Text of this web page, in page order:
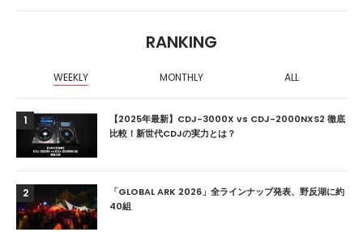
RANKING
WEEKLY MONTHLY ALL
1
【2025年最新】CDJ-3000X vs CDJ-2000NXS2 徹底
比較！新世代CDJの実力とは？
2
「GLOBAL ARK 2026」全ラインナップ発表、野反湖に約
40組